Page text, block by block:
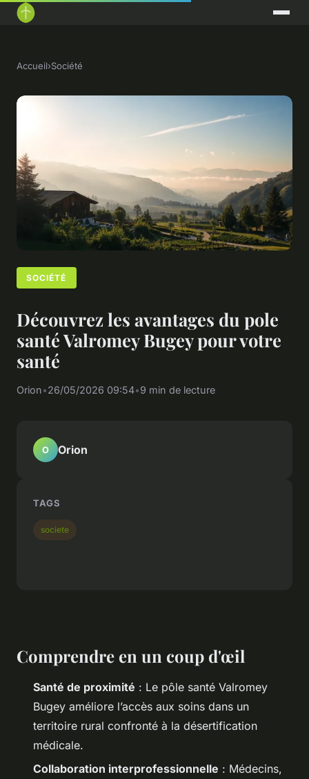
Accueil›Société
SOCIÉTÉ
Découvrez les avantages du pole
santé Valromey Bugey pour votre
santé
Orion•26/05/2026 09:54•9 min de lecture
Comprendre en un coup d'œil
Santé de proximité : Le pôle santé Valromey
Bugey améliore l’accès aux soins dans un
territoire rural confronté à la désertification
médicale.
Collaboration interprofessionnelle : Médecins,
O Orion
TAGS
societe